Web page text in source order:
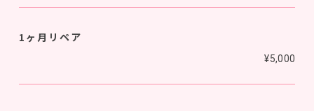
1ヶ月リペア
¥5,000